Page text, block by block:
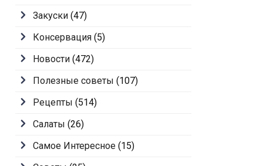
Закуски (47)
Консервация (5)
Новости (472)
Полезные советы (107)
Рецепты (514)
Салаты (26)
Самое Интересное (15)